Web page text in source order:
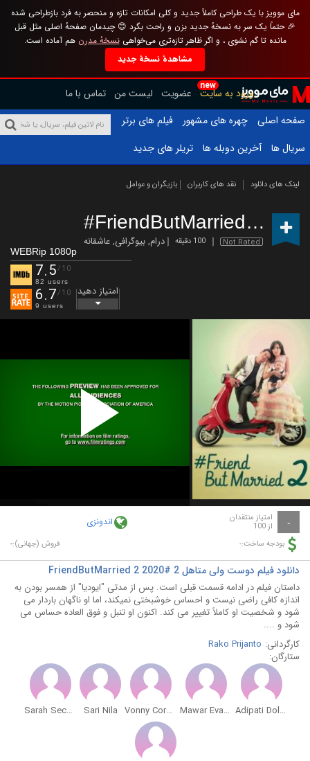
مای موویز با یک طراحی کاملاً جدید و کلی امکانات تازه و منحصر به فرد بازطراحی شده
🎉 حتماً یک سر به نسخهٔ جدید بزن و راحت بگرد 😊 چیدمان صفحهٔ اصلی مثل قبل
مانده تا گم نشوی ، و اگر ظاهر تازه‌تری می‌خواهینسخهٔ مدرن هم آماده است.
مشاهدهٔ نسخهٔ جدید
new
ورود به سایت عضویت لیست من تماس با ما
صفحه اصلی
چهره های مشهور
فیلم های برتر
سریال ها
آخرین دوبله ها تریلر های جدید
لینک های دانلود نقد های کاربران بازیگران و عوامل
#FriendButMarried 2 (2020)
Not Rated 100 دقیقه درام,بیوگرافی,عاشقانه
WEBRip 1080p
7.5/10
82 users
6.7/10
9 users
امتیاز دهید
Play
Video
- امتیاز منتقدان
از 100 اندونزی
بودجه ساخت:- فروش (جهانی):-
دانلود فیلم دوست ولی متاهل 2 #FriendButMarried 2 2020
داستان فیلم در ادامه قسمت قبلی است. پس از مدتی "ایودیا" از همسر بودن به
اندازه کافی راضی نیست و احساس خوشبختی نمیکند، اما او ناگهان باردار می
شود و شخصیت او کاملاً تغییر می کند. اکنون او تنبل و فوق العاده حساس می
شود و ....
کارگردانی: Rako Prijanto
ستارگان:
Adipati Dolken
Mawar Eva de Jongh
Vonny Cornellya
Sari Nila
Sarah Sechan